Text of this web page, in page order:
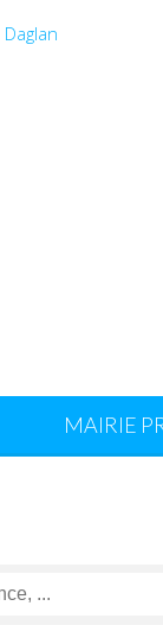
MAIRIE